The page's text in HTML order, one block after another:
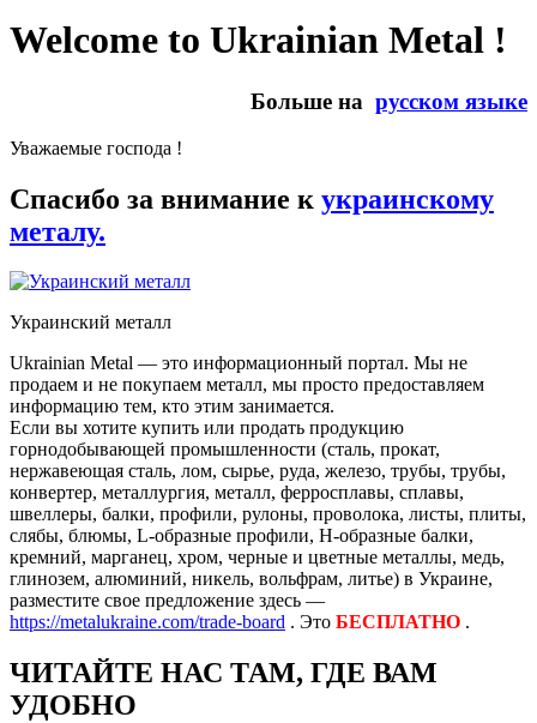
Welcome to Ukrainian Metal !
Больше на русском языке
Уважаемые господа !
Спасибо за внимание к украинскому
металу.
Украинский металл
Ukrainian Metal — это информационный портал. Мы не
продаем и не покупаем металл, мы просто предоставляем
информацию тем, кто этим занимается.
Если вы хотите купить или продать продукцию
горнодобывающей промышленности (сталь, прокат,
нержавеющая сталь, лом, сырье, руда, железо, трубы, трубы,
конвертер, металлургия, металл, ферросплавы, сплавы,
швеллеры, балки, профили, рулоны, проволока, листы, плиты,
слябы, блюмы, L-образные профили, H-образные балки,
кремний, марганец, хром, черные и цветные металлы, медь,
глинозем, алюминий, никель, вольфрам, литье) в Украине,
разместите свое предложение здесь —
https://metalukraine.com/trade-board . Это БЕСПЛАТНО .
ЧИТАЙТЕ НАС ТАМ, ГДЕ ВАМ
УДОБНО